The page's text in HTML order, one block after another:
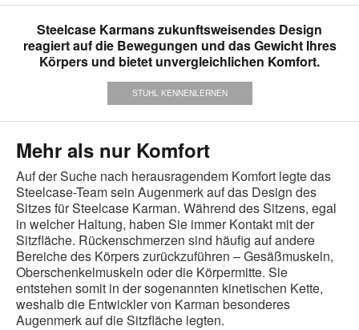
Steelcase Karmans zukunftsweisendes Design
reagiert auf die Bewegungen und das Gewicht Ihres
Körpers und bietet unvergleichlichen Komfort.
STUHL KENNENLERNEN
Mehr als nur Komfort
Auf der Suche nach herausragendem Komfort legte das
Steelcase-Team sein Augenmerk auf das Design des
Sitzes für Steelcase Karman. Während des Sitzens, egal
in welcher Haltung, haben Sie immer Kontakt mit der
Sitzfläche. Rückenschmerzen sind häufig auf andere
Bereiche des Körpers zurückzuführen – Gesäßmuskeln,
Oberschenkelmuskeln oder die Körpermitte. Sie
entstehen somit in der sogenannten kinetischen Kette,
weshalb die Entwickler von Karman besonderes
Augenmerk auf die Sitzfläche legten.